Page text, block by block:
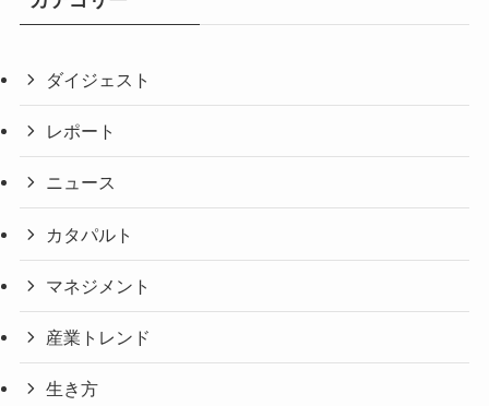
ダイジェスト
レポート
ニュース
カタパルト
マネジメント
産業トレンド
生き方